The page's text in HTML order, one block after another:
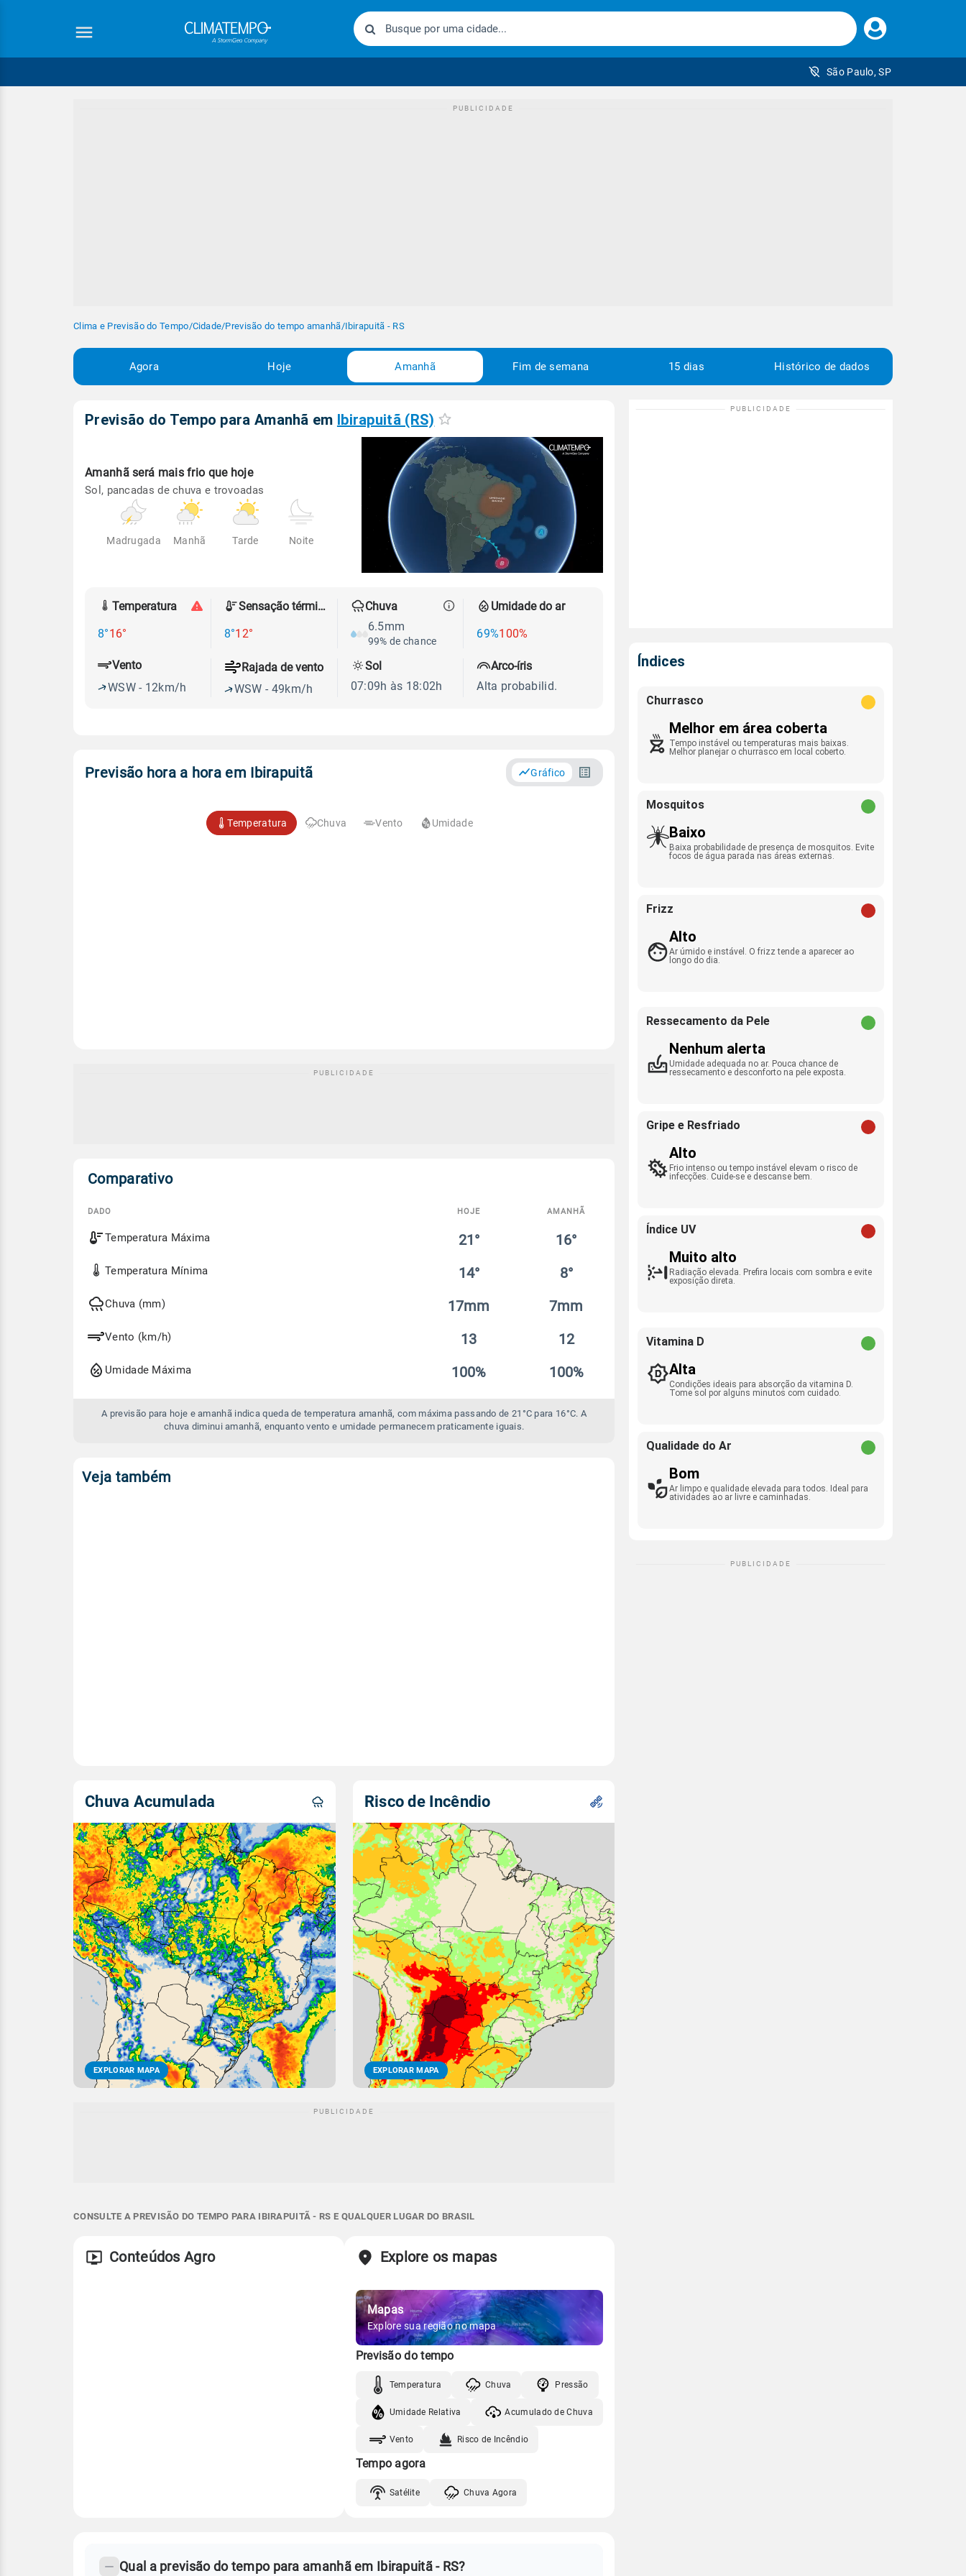
Faça
seu
São Paulo, SP
Clima e Previsão do Tempo/Cidade/Previsão do tempo amanhã/Ibirapuitã - RS
Agora Hoje Amanhã Fim de semana 15 dias Histórico de dados
Previsão do Tempo para Amanhã em Ibirapuitã (RS)
Amanhã será mais frio que hoje
Sol, pancadas de chuva e trovoadas
Madrugada Manhã Tarde Noite
Temperatura
8°16°
Sensação térmica
8°12°
Chuva
6.5mm
99% de chance
Umidade do ar
69%100%
Vento
WSW - 12km/h
Rajada de vento
WSW - 49km/h
Sol
07:09h às 18:02h
Arco-íris
Alta probabilid.
Previsão hora a hora em Ibirapuitã Gráfico
Temperatura Chuva Vento Umidade
Comparativo
Comparativo
entre
previsão
amanhã
DADO HOJE AMANHÃ
Temperatura Máxima 21° 16°
Temperatura Mínima 14° 8°
Chuva (mm) 17mm 7mm
Vento (km/h) 13 12
Umidade Máxima 100% 100%
A previsão para hoje e amanhã indica queda de temperatura amanhã, com máxima passando de 21°C para 16°C. A
chuva diminui amanhã, enquanto vento e umidade permanecem praticamente iguais.
Veja também
Chuva Acumulada
EXPLORAR MAPA
Risco de Incêndio
EXPLORAR MAPA
CONSULTE A PREVISÃO DO TEMPO PARA IBIRAPUITÃ - RS E QUALQUER LUGAR DO BRASIL
Conteúdos Agro Explore os mapas
Mapas
Explore sua região no mapa
Previsão do tempo
Temperatura Chuva Pressão
Umidade Relativa Acumulado de Chuva
Vento Risco de Incêndio
Tempo agora
Satélite Chuva Agora
Qual a previsão do tempo para amanhã em Ibirapuitã - RS?
Índices
Churrasco
Melhor em área coberta
Tempo instável ou temperaturas mais baixas.
Melhor planejar o churrasco em local coberto.
Mosquitos
Baixo
Baixa probabilidade de presença de mosquitos. Evite
focos de água parada nas áreas externas.
Frizz
Alto
Ar úmido e instável. O frizz tende a aparecer ao
longo do dia.
Ressecamento da Pele
Nenhum alerta
Umidade adequada no ar. Pouca chance de
ressecamento e desconforto na pele exposta.
Gripe e Resfriado
Alto
Frio intenso ou tempo instável elevam o risco de
infecções. Cuide-se e descanse bem.
Índice UV
Muito alto
Radiação elevada. Prefira locais com sombra e evite
exposição direta.
Vitamina D
Alta
Condições ideais para absorção da vitamina D.
Tome sol por alguns minutos com cuidado.
Qualidade do Ar
Bom
Ar limpo e qualidade elevada para todos. Ideal para
atividades ao ar livre e caminhadas.